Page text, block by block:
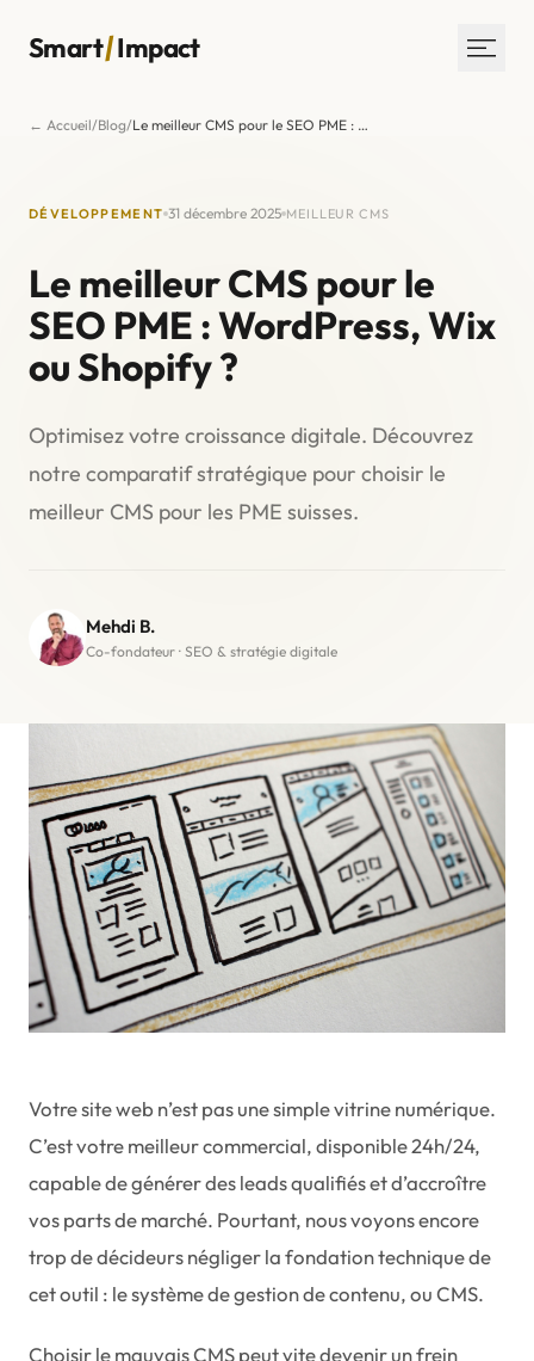
Smart/Impact
L’agence
Contact
30 MIN AVEC UN EXPERT
← Accueil/Blog/ Le meilleur CMS pour le SEO PME : WordPress, Wix ou Shopify ?
DÉVELOPPEMENT 31 décembre 2025 MEILLEUR CMS
Le meilleur CMS pour le
SEO PME : WordPress, Wix
ou Shopify ?
Optimisez votre croissance digitale. Découvrez
notre comparatif stratégique pour choisir le
meilleur CMS pour les PME suisses.
Mehdi B.
Co-fondateur · SEO & stratégie digitale
Votre site web n’est pas une simple vitrine numérique.
C’est votre meilleur commercial, disponible 24h/24,
capable de générer des leads qualifiés et d’accroître
vos parts de marché. Pourtant, nous voyons encore
trop de décideurs négliger la fondation technique de
cet outil : le système de gestion de contenu, ou CMS.
Choisir le mauvais CMS peut vite devenir un frein